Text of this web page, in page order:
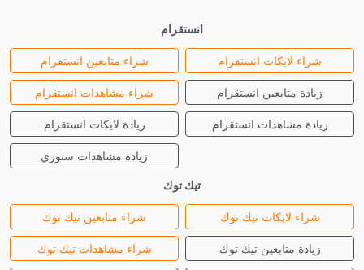
انستقرام
شراء متابعين انستقرام شراء لايكات انستقرام
شراء مشاهدات انستقرام زيادة متابعين انستقرام
زيادة لايكات انستقرام زيادة مشاهدات انستقرام
زيادة مشاهدات ستوري
تيك توك
شراء متابعين تيك توك شراء لايكات تيك توك
شراء مشاهدات تيك توك زيادة متابعين تيك توك